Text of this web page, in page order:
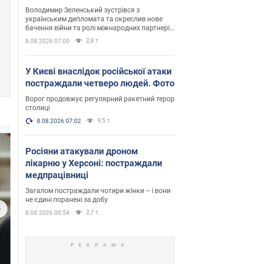
Інтерв’ю з Безсмертним
Володимир Зеленський зустрівся з
українським дипломата та окреслив нове
бачення війни та ролі міжнародних партнерів
у боротьбі з Росією
8.08.2026 07:00 2,8 т.
У Києві внаслідок російської атаки
постраждали четверо людей. Фото
Ворог продовжує регулярний ракетний терор
столиці
8.08.2026 07:02 9,5 т.
Росіяни атакували дроном
лікарню у Херсоні: постраждали
медпрацівниці
Загалом постраждали чотири жінки – і вони
не єдині поранені за добу
8.08.2026 00:54 2,7 т.